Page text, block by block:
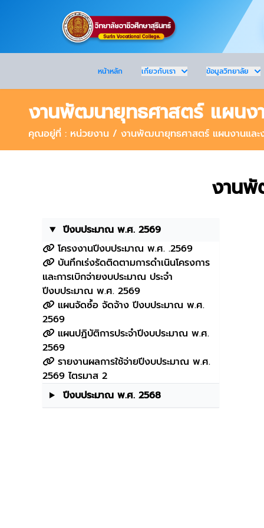
หน้าหลัก เกี่ยวกับเรา ข้อมูลวิทยาลัย
งานพัฒนายุทธศาสตร์ แผนง
คุณอยู่ที่ : หน่วยงาน / งานพัฒนายุทธศาสตร์ แผนงานและ
งานพั
ปีงบประมาณ พ.ศ. 2569
โครงงานปีงบประมาณ พ.ศ. .2569
บันทึกเร่งรัดติดตามการดำเนินโครงการ
และการเบิกจ่ายงบประมาณ ประจำ
ปีงบประมาณ พ.ศ. 2569
แผนจัดซ์้อ จัดจ้าง ปีงบประมาณ พ.ศ.
2569
แผนปฏิบัติการประจำปีงบประมาณ พ.ศ.
2569
รายงานผลการใช้จ่ายปีงบประมาณ พ.ศ.
2569 ไตรมาส 2
ปีงบประมาณ พ.ศ. 2568